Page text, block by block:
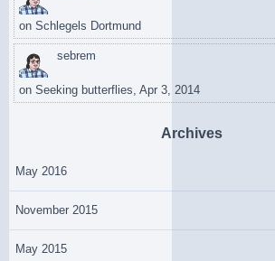
on Schlegels Dortmund
sebrem
on Seeking butterflies, Apr 3, 2014
Archives
May 2016
November 2015
May 2015